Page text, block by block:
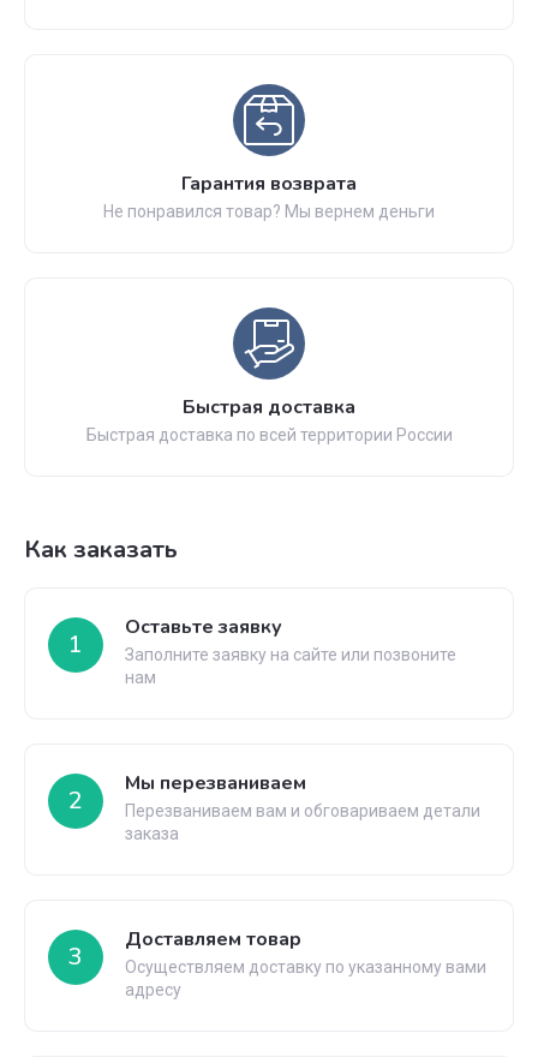
Гарантия возврата
Не понравился товар? Мы вернем деньги
Быстрая доставка
Быстрая доставка по всей территории России
Как заказать
1
Оставьте заявку
Заполните заявку на сайте или позвоните
нам
2
Мы перезваниваем
Перезваниваем вам и обговариваем детали
заказа
3
Доставляем товар
Осуществляем доставку по указанному вами
адресу